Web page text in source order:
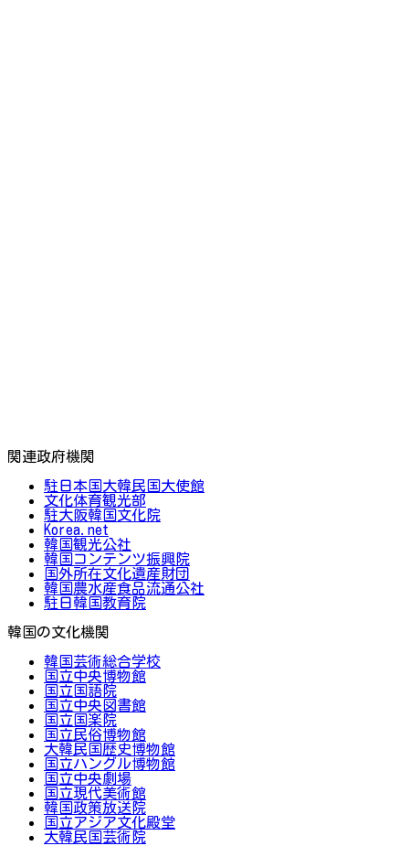
関連政府機関
駐日本国大韓民国大使館
文化体育観光部
駐大阪韓国文化院
Korea.net
韓国観光公社
韓国コンテンツ振興院
国外所在文化遺産財団
韓国農水産食品流通公社
駐日韓国教育院
韓国の文化機関
韓国芸術総合学校
国立中央博物館
国立国語院
国立中央図書館
国立国楽院
国立民俗博物館
大韓民国歴史博物館
国立ハングル博物館
国立中央劇場
国立現代美術館
韓国政策放送院
国立アジア文化殿堂
大韓民国芸術院